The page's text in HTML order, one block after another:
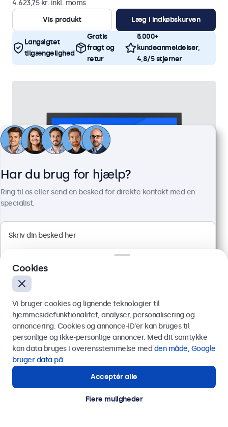
4.623,75 kr. inkl. moms
Vis produkt
Læg i indkøbskurven
Langsigtet
tilgængelighed
Gratis
fragt og
retur
5.000+
kundeanmeldelser,
4,8/5 stjerner
24 Tommer Skærm Metal
100+ stk. på lager
1920 x 1080 opløsning (Full HD)
HDMI, VGA, BNC og RCA
Montering: skrivebord, indbygget, væg
Ydermål: 560 x 337 x 41 mm
3.849,00 kr.
4.811,25 kr. inkl. moms
Har du brug for hjælp?
Ring til os eller send en besked for direkte kontakt med en
specialist.
Send
Eller ring til os på
Kontakt vores specialister.
Cookies
Vi bruger cookies og lignende teknologier til
hjemmesidefunktionalitet, analyser, personalisering og
annoncering. Cookies og annonce-ID’er kan bruges til
personlige og ikke-personlige annoncer. Med dit samtykke
kan data bruges i overensstemmelse med den måde, Google
bruger data på.
Acceptér alle
Flere muligheder